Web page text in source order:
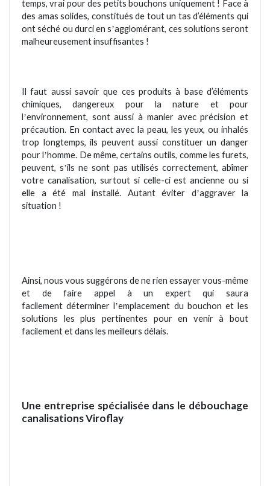
temps, vrai pour des petits bouchons uniquement ! Face à
des amas solides, constitués de tout un tas d’éléments qui
ont séché ou durci en s’agglomérant, ces solutions seront
malheureusement insuffisantes !
Il faut aussi savoir que ces produits à base d’éléments
chimiques, dangereux pour la nature et pour
l’environnement, sont aussi à manier avec précision et
précaution. En contact avec la peau, les yeux, ou inhalés
trop longtemps, ils peuvent aussi constituer un danger
pour l’homme. De même, certains outils, comme les furets,
peuvent, s’ils ne sont pas utilisés correctement, abîmer
votre canalisation, surtout si celle-ci est ancienne ou si
elle a été mal installé. Autant éviter d’aggraver la
situation !
Ainsi, nous vous suggérons de ne rien essayer vous-même
et de faire appel à un
expert qui saura
facilement déterminer l’emplacement du bouchon et les
solutions les plus pertinentes pour en venir à bout
facilement et dans les meilleurs délais.
Une entreprise spécialisée dans le débouchage
canalisationsViroflay